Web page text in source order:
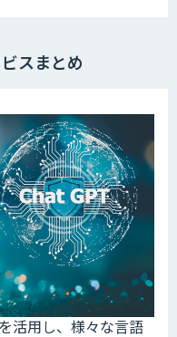
スまとめ
活用し、様々な言語